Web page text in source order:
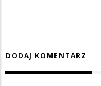
DODAJ KOMENTARZ